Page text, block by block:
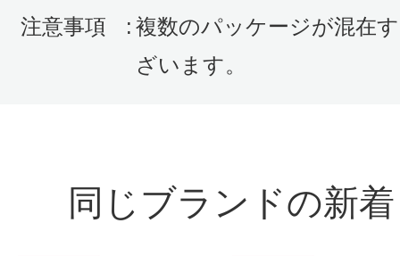
て更に顔にフィットしてくれて、乾
くれているのが分かります。ミスト
注意事項 : 複数のパッケージが混在
ざいます。
同じブランドの新